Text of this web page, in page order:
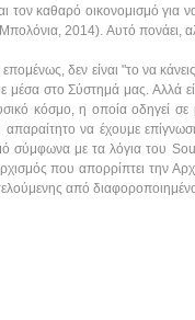
τον καθαρό οικονομισμό
2014). Αυτό πονάει,
δεν είναι "το να
στο Σύστημά μας. Αλλά
κόσμο, η οποία οδηγεί
να έχουμε
σύμφωνα με τα λόγια του
που απορρίπτει την
από